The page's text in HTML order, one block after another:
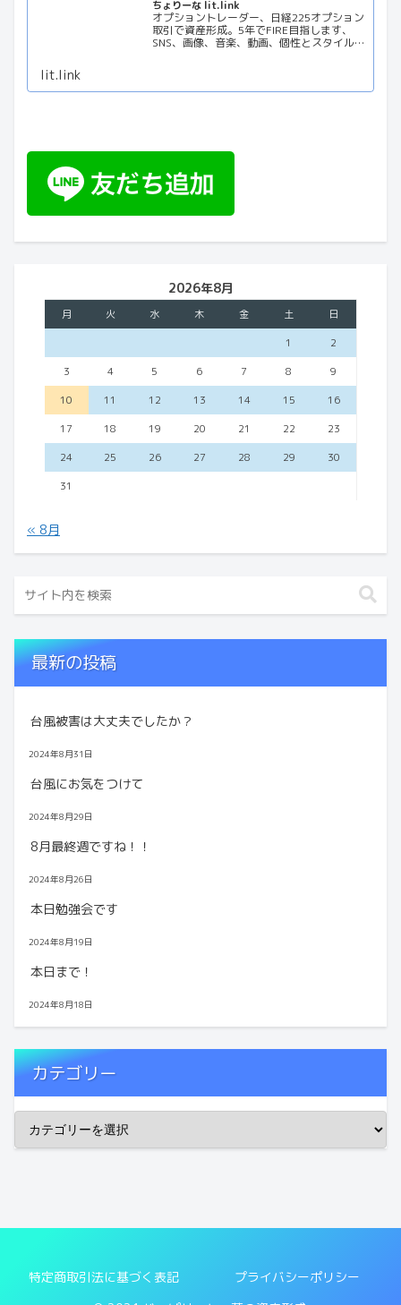
ちょりーな lit.link
オプショントレーダー、日経225オプション
取引で資産形成。5年でFIRE目指します、
SNS、画像、音楽、動画、個性とスタイルを
lit.link
2026年8月
月 火 水 木 金 土
日
1
2
3
4 5 6 7 8
9
10
11 12 13 14 15
16
17
18 19 20 21 22
23
24
25 26 27 28 29
30
31
« 8月
最新の投稿
台風被害は大丈夫でしたか？
2024年8月31日
台風にお気をつけて
2024年8月29日
8月最終週ですね！！
2024年8月26日
本日勉強会です
2024年8月19日
本日まで！
2024年8月18日
カテゴリー
特定商取引法に基づく表記
プライバシーポリシー